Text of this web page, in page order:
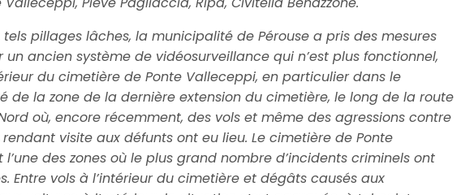
tels pillages lâches, la municipalité de Pérouse a pris des mesures
un ancien système de vidéosurveillance qui n’est plus fonctionnel,
du cimetière de Ponte Valleceppi, en particulier dans le
de la zone de la dernière extension du cimetière, le long de la route
où, encore récemment, des vols et même des agressions contre
rendant visite aux défunts ont eu lieu.Le cimetière de Ponte
des zones où le plus grand nombre d’incidents criminels ont
Entre vols à l’intérieur du cimetière et dégâts causés aux